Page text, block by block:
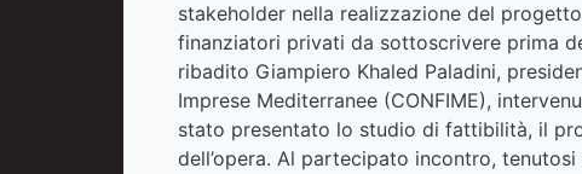
stakeholder nella realizzazione del
finanziatori privati da sottoscrivere prima
ribadito Giampiero Khaled Paladini,
Imprese Mediterranee (CONFIME),
stato presentato lo studio di fattibilità, il
dell’opera. Al partecipato incontro,